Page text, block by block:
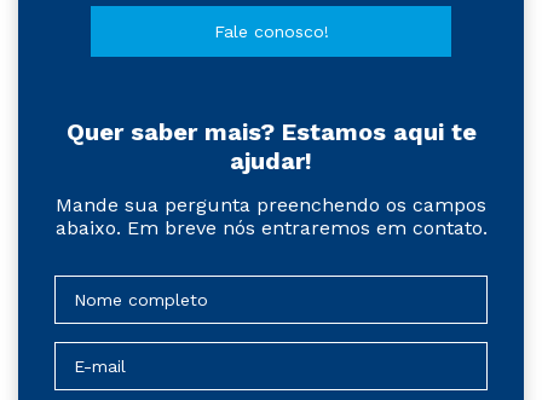
Fale conosco!
Quer saber mais? Estamos aqui te
ajudar!
Mande sua pergunta preenchendo os campos
abaixo. Em breve nós entraremos em contato.